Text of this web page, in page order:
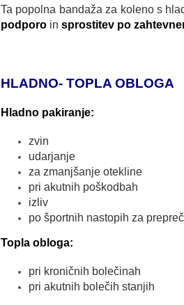
Ta popolna bandaža za koleno s
podporo in sprostitev po
HLADNO- TOPLA OBLOGA
Hladno pakiranje:
zvin
udarjanje
za zmanjšanje otekline
pri akutnih poškodbah
izliv
po športnih nastopih za
Topla obloga:
pri kroničnih bolečinah
pri akutnih bolečih stanjih